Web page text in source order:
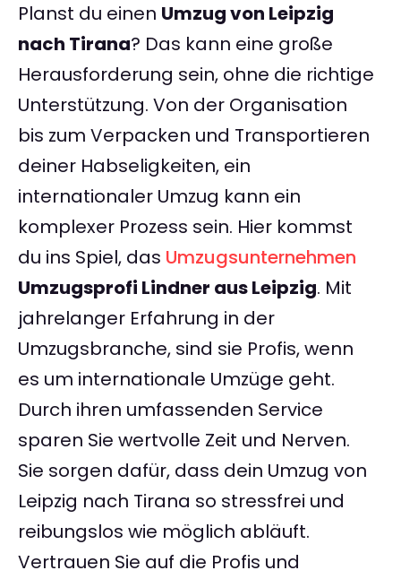
Planst du einen Umzug von Leipzig
nach Tirana? Das kann eine große
Herausforderung sein, ohne die richtige
Unterstützung. Von der Organisation
bis zum Verpacken und Transportieren
deiner Habseligkeiten, ein
internationaler Umzug kann ein
komplexer Prozess sein. Hier kommst
du ins Spiel, das Umzugsunternehmen
Umzugsprofi Lindner aus Leipzig. Mit
jahrelanger Erfahrung in der
Umzugsbranche, sind sie Profis, wenn
es um internationale Umzüge geht.
Durch ihren umfassenden Service
sparen Sie wertvolle Zeit und Nerven.
Sie sorgen dafür, dass dein Umzug von
Leipzig nach Tirana so stressfrei und
reibungslos wie möglich abläuft.
Vertrauen Sie auf die Profis und